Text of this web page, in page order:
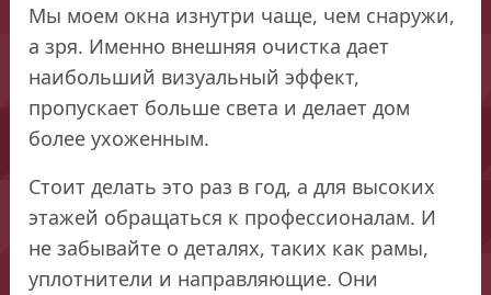
Мы моем окна изнутри чаще, чем снаружи,
а зря. Именно внешняя очистка дает
наибольший визуальный эффект,
пропускает больше света и делает дом
более ухоженным.
Стоит делать это раз в год, а для высоких
этажей обращаться к профессионалам. И
не забывайте о деталях, таких как рамы,
уплотнители и направляющие. Они